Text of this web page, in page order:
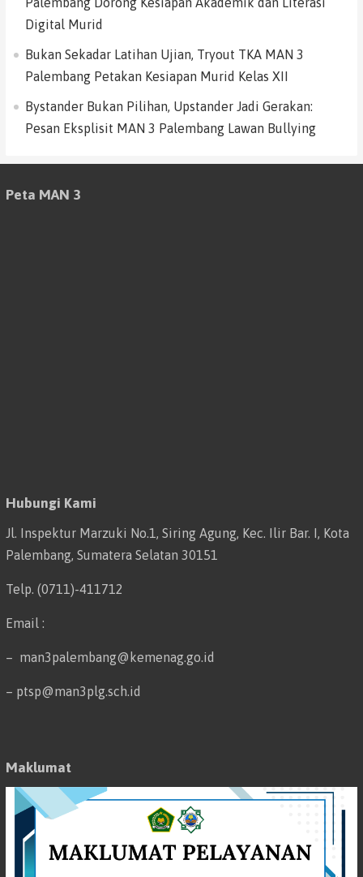
Digital Murid
Bukan Sekadar Latihan Ujian, Tryout TKA MAN 3
Palembang Petakan Kesiapan Murid Kelas XII
Bystander Bukan Pilihan, Upstander Jadi Gerakan:
Pesan Eksplisit MAN 3 Palembang Lawan Bullying
Peta MAN 3
Hubungi Kami
Jl. Inspektur Marzuki No.1, Siring Agung, Kec. Ilir Bar. I, Kota
Palembang, Sumatera Selatan 30151
Telp. (0711)-411712
Email :
– man3palembang@kemenag.go.id
– ptsp@man3plg.sch.id
Maklumat